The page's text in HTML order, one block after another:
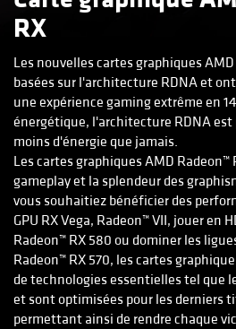
RX
Les nouvelles cartes graphiques
basées sur l'architecture RDNA et
une expérience gaming extrême en
énergétique, l'architecture RDNA est
moins d'énergie que jamais.
Les cartes graphiques AMD
gameplay et la splendeur des
vous souhaitiez bénéficier des
GPU RX Vega, Radeon™ VII, jouer en
Radeon™ RX 580 ou dominer les
Radeon™ RX 570, les cartes
de technologies essentielles tel que
et sont optimisées pour les derniers
permettant ainsi de rendre chaque